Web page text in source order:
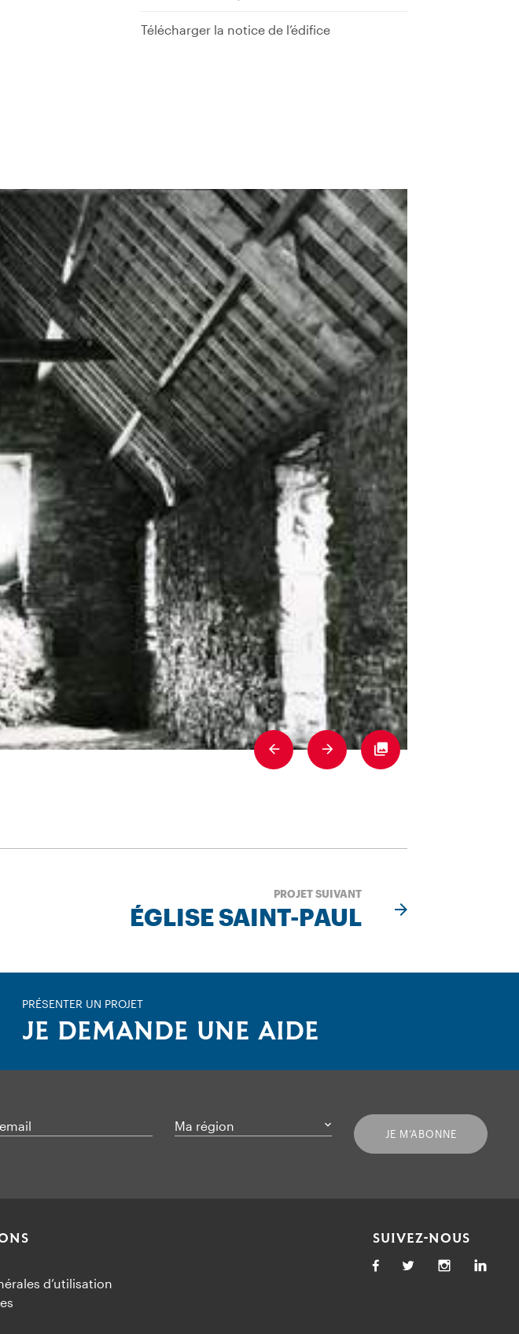
Télécharger la notice de l’édifice
PreviousNext Fullscreen
PROJET SUIVANT
ÉGLISE SAINT-PAUL
PRÉSENTER UN PROJET
JE DEMANDE UNE AIDE
Ma région
JE M’ABONNE
d’utilisation
SUIVEZ-NOUS
Facebook
Twitter